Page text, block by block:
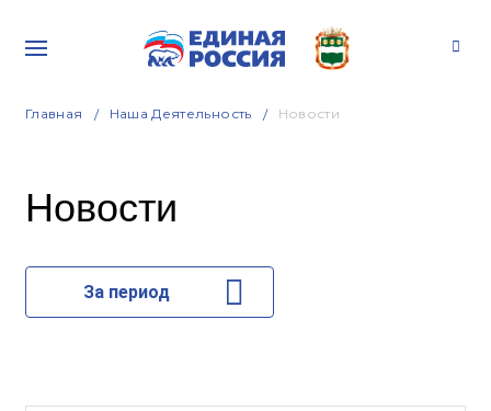
Главная Наша Деятельность Новости
Новости
За период